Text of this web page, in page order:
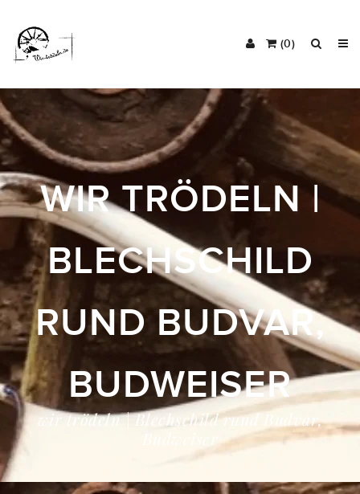
(0)
WIR TRÖDELN |
BLECHSCHILD
RUND BUDVAR,
BUDWEISER
wir trödeln | Blechschild rund Budvar,
Budweiser